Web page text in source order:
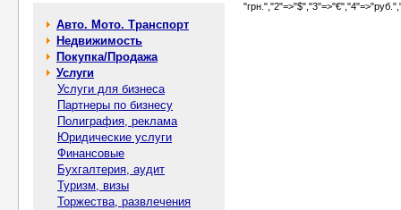
Авто. Мото. Транспорт
Недвижимость
Покупка/Продажа
Услуги
Услуги для бизнеса
Партнеры по бизнесу
Полиграфия, реклама
Юридические услуги
Финансовые
Бухгалтерия, аудит
Туризм, визы
Торжества, развлечения